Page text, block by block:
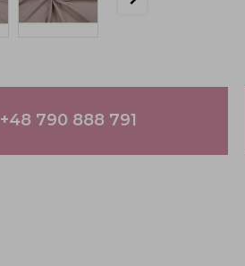
+48 790 888 791